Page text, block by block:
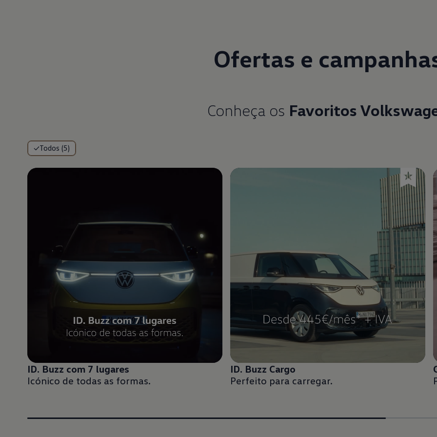
Ofertas e
Conheça os Favoritos
Todos (5)
ID. Buzz com 7 lugares
Icónico de todas as formas.
ID. Buzz Cargo
Perfeito para carregar.